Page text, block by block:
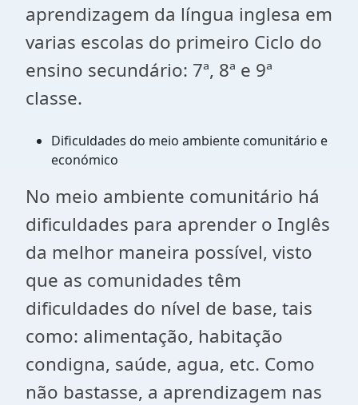
aprendizagem da língua inglesa em
varias escolas do primeiro Ciclo do
ensino secundário: 7ª, 8ª e 9ª
classe.
Dificuldades do meio ambiente comunitário e
económico
No meio ambiente comunitário há
dificuldades para aprender o Inglês
da melhor maneira possível, visto
que as comunidades têm
dificuldades do nível de base, tais
como: alimentação, habitação
condigna, saúde, agua, etc. Como
não bastasse, a aprendizagem nas